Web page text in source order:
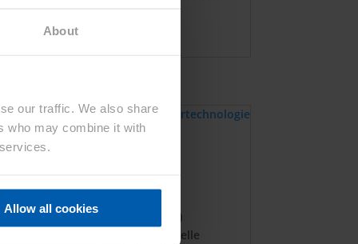
About
our traffic. We also share
who may combine it with
Allow all cookies
Read More
Neue ultraschnelle
18. Apr. 2023
Asahi Kasei Microdevices (AKM)
entwickelt eine neue ultraschnelle